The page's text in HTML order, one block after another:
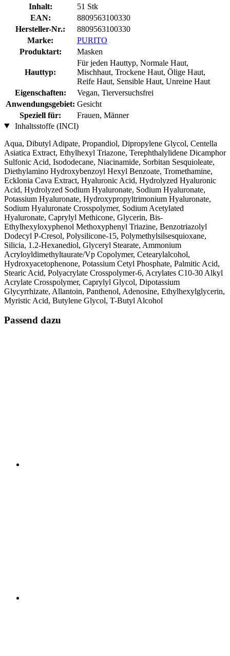
Inhalt:
51 Stk
EAN:
8809563100330
Hersteller-Nr.:
8809563100330
Marke:
PURITO
Produktart:
Masken
Hauttyp:
Für jeden Hauttyp, Normale Haut,
Mischhaut, Trockene Haut, Ölige Haut,
Reife Haut, Sensible Haut, Unreine Haut
Eigenschaften:
Vegan, Tierversuchsfrei
Anwendungsgebiet: Gesicht
Speziell für:
Frauen, Männer
Inhaltsstoffe (INCI)
Aqua, Dibutyl Adipate, Propandiol, Dipropylene Glycol, Centella
Asiatica Extract, Ethylhexyl Triazone, Terephthalylidene Dicamphor
Sulfonic Acid, Isododecane, Niacinamide, Sorbitan Sesquioleate,
Diethylamino Hydroxybenzoyl Hexyl Benzoate, Tromethamine,
Ecklonia Cava Extract, Hyaluronic Acid, Hydrolyzed Hyaluronic
Acid, Hydrolyzed Sodium Hyaluronate, Sodium Hyaluronate,
Potassium Hyaluronate, Hydroxypropyltrimonium Hyaluronate,
Sodium Hyaluronate Crosspolymer, Sodium Acetylated
Hyaluronate, Caprylyl Methicone, Glycerin, Bis-
Ethylhexyloxyphenol Methoxyphenyl Triazine, Benzotriazolyl
Dodecyl P-Cresol, Polysilicone-15, Polymethylsilsesquioxane,
Silicia, 1.2-Hexanediol, Glyceryl Stearate, Ammonium
Acryloyldimethyltaurate/Vp Copolymer, Cetearylalcohol,
Hydroxyacetophenone, Potassium Cetyl Phosphate, Palmitic Acid,
Stearic Acid, Polyacrylate Crosspolymer-6, Acrylates C10-30 Alkyl
Acrylate Crosspolymer, Caprylyl Glycol, Dipotassium
Glycyrrhizate, Allantoin, Panthenol, Adenosine, Ethylhexylglycerin,
Myristic Acid, Butylene Glycol, T-Butyl Alcohol
Passend dazu